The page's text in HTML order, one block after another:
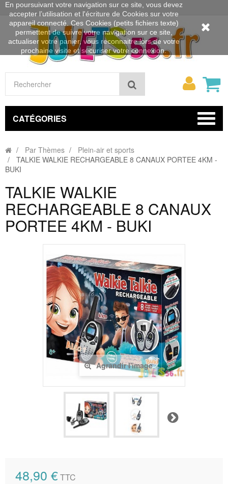
Rechercher
Mon
CATÉGORIES
Par Thèmes
Plein-air et sports
TALKIE WALKIE RECHARGEABLE 8 CANAUX PORTEE 4KM -
BUKI
TALKIE WALKIE
RECHARGEABLE 8 CANAUX
PORTEE 4KM - BUKI
Agrandir l'image
Suivant
48,90 €TTC
En poursuivant votre navigation sur ce site, vous devez
accepter l’utilisation et l'écriture de Cookies sur votre
appareil connecté. Ces Cookies (petits fichiers texte)
permettent de suivre votre navigation sur ce site,
actualiser votre panier, vous reconnaitre lors de votre
prochaine visite et sécuriser votre connexion.